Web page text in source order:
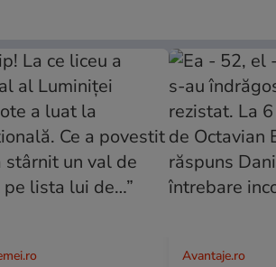
Avantaje.ro